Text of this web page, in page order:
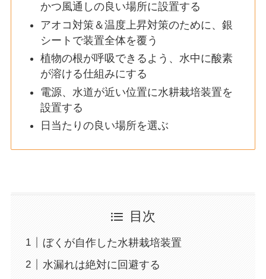
かつ風通しの良い場所に設置する
アオコ対策＆温度上昇対策のために、銀
シートで装置全体を覆う
植物の根が呼吸できるよう、水中に酸素
が溶ける仕組みにする
電源、水道が近い位置に水耕栽培装置を
設置する
日当たりの良い場所を選ぶ
目次
ぼくが自作した水耕栽培装置
水漏れは絶対に回避する